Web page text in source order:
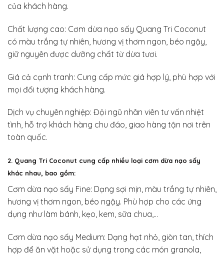
của khách hàng.
Chất lượng cao: Cơm dừa nạo sấy Quang Tri Coconut
có màu trắng tự nhiên, hương vị thơm ngon, béo ngậy,
giữ nguyên được dưỡng chất từ dừa tươi.
Giá cả cạnh tranh: Cung cấp mức giá hợp lý, phù hợp với
mọi đối tượng khách hàng.
Dịch vụ chuyên nghiệp: Đội ngũ nhân viên tư vấn nhiệt
tình, hỗ trợ khách hàng chu đáo, giao hàng tận nơi trên
toàn quốc.
2. Quang Tri Coconut cung cấp nhiều loại cơm dừa nạo sấy
khác nhau, bao gồm:
Cơm dừa nạo sấy Fine: Dạng sợi mịn, màu trắng tự nhiên,
hương vị thơm ngon, béo ngậy. Phù hợp cho các ứng
dụng như làm bánh, kẹo, kem, sữa chua,…
Cơm dừa nạo sấy Medium: Dạng hạt nhỏ, giòn tan, thích
hợp để ăn vặt hoặc sử dụng trong các món granola,